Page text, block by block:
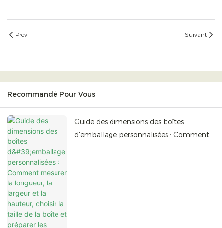
Prev Suivant
Recommandé Pour Vous
Guide des dimensions des boîtes
d'emballage personnalisées : Comment